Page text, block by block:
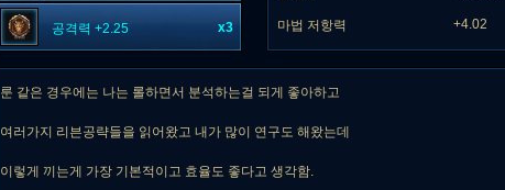
공격력 +2.25 x3 마법 저항력
+4.02
룬 같은 경우에는 나는 롤하면서 분석하는걸 되게 좋아하고
여러가지 리븐공략들을 읽어왔고 내가 많이 연구도 해왔는데
이렇게 끼는게 가장 기본적이고 효율도 좋다고 생각함.